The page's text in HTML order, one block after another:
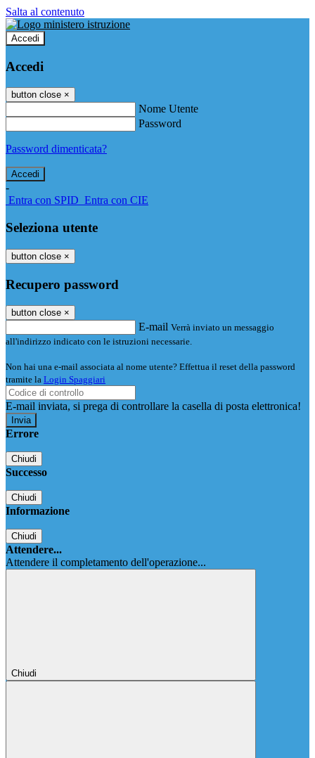
Salta al contenuto
Accedi
Accedi
button close ×
Nome Utente
Password
Password dimenticata?
-
Entra con SPID Entra con CIE
Seleziona utente
button close ×
Recupero password
button close ×
E-mail Verrà inviato un messaggio
all'indirizzo indicato con le istruzioni necessarie.
Non hai una e-mail associata al nome utente? Effettua il reset della password
tramite la Login Spaggiari
E-mail inviata, si prega di controllare la casella di posta elettronica!
Errore
Chiudi
Successo
Chiudi
Informazione
Chiudi
Attendere...
Attendere il completamento dell'operazione...
Chiudi